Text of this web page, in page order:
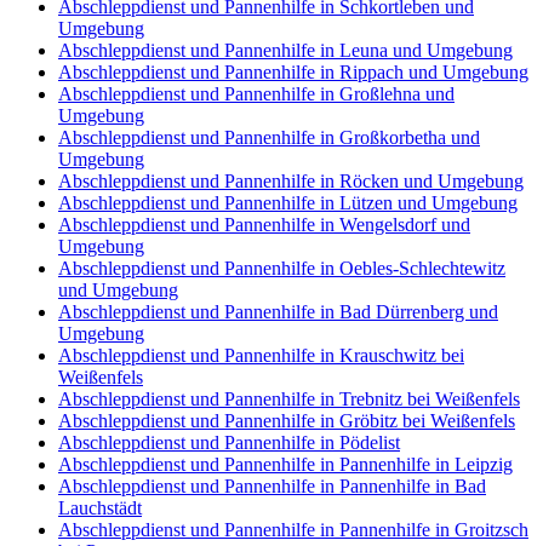
Abschleppdienst und Pannenhilfe in Schkortleben und
Umgebung
Abschleppdienst und Pannenhilfe in Leuna und Umgebung
Abschleppdienst und Pannenhilfe in Rippach und Umgebung
Abschleppdienst und Pannenhilfe in Großlehna und
Umgebung
Abschleppdienst und Pannenhilfe in Großkorbetha und
Umgebung
Abschleppdienst und Pannenhilfe in Röcken und Umgebung
Abschleppdienst und Pannenhilfe in Lützen und Umgebung
Abschleppdienst und Pannenhilfe in Wengelsdorf und
Umgebung
Abschleppdienst und Pannenhilfe in Oebles-Schlechtewitz
und Umgebung
Abschleppdienst und Pannenhilfe in Bad Dürrenberg und
Umgebung
Abschleppdienst und Pannenhilfe in Krauschwitz bei
Weißenfels
Abschleppdienst und Pannenhilfe in Trebnitz bei Weißenfels
Abschleppdienst und Pannenhilfe in Gröbitz bei Weißenfels
Abschleppdienst und Pannenhilfe in Pödelist
Abschleppdienst und Pannenhilfe in Pannenhilfe in Leipzig
Abschleppdienst und Pannenhilfe in Pannenhilfe in Bad
Lauchstädt
Abschleppdienst und Pannenhilfe in Pannenhilfe in Groitzsch